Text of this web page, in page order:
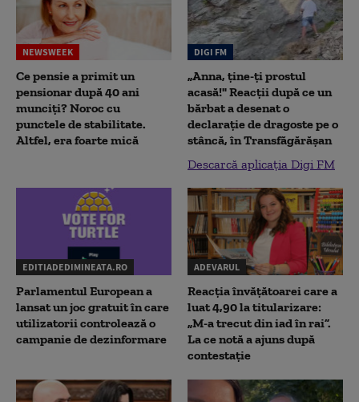
NEWSWEEK
Ce pensie a primit un
pensionar după 40 ani
munciți? Noroc cu
punctele de stabilitate.
Altfel, era foarte mică
DIGI FM
„Anna, ţine-ţi prostul
acasă!" Reacţii după ce un
bărbat a desenat o
declaraţie de dragoste pe o
stâncă, în Transfăgărăşan
Descarcă aplicația Digi FM
EDITIADEDIMINEATA.RO
Parlamentul European a
lansat un joc gratuit în care
utilizatorii controlează o
campanie de dezinformare
ADEVARUL
Reacția învățătoarei care a
luat 4,90 la titularizare:
„M-a trecut din iad în rai”.
La ce notă a ajuns după
contestație